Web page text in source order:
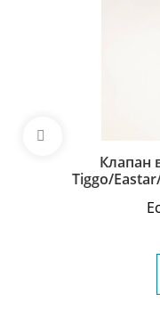
Клапан
Tiggo/